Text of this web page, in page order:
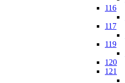
116
117
119
120
121